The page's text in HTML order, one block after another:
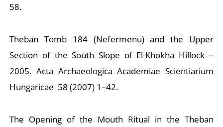
58.
Theban Tomb 184 (Nefermenu) and the Upper
Section of the South Slope of El-Khokha Hillock –
2005. Acta Archaeologica Academiae Scientiarium
Hungaricae 58 (2007) 1–42.
The Opening of the Mouth Ritual in the Theban